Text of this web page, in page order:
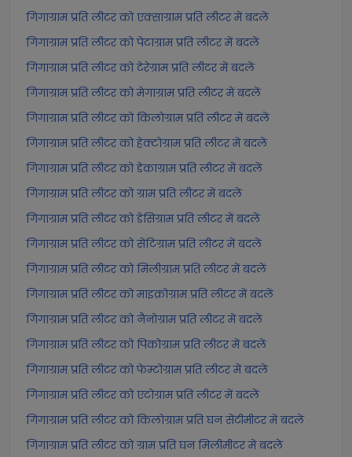
गिगाग्राम प्रति लीटर को एक्साग्राम प्रति लीटर में बदलें
गिगाग्राम प्रति लीटर को पेटाग्राम प्रति लीटर में बदलें
गिगाग्राम प्रति लीटर को टेरेग्राम प्रति लीटर में बदलें
गिगाग्राम प्रति लीटर को मेगाग्राम प्रति लीटर में बदलें
गिगाग्राम प्रति लीटर को किलोग्राम प्रति लीटर में बदलें
गिगाग्राम प्रति लीटर को हेक्टोग्राम प्रति लीटर में बदलें
गिगाग्राम प्रति लीटर को डेकाग्राम प्रति लीटर में बदलें
गिगाग्राम प्रति लीटर को ग्राम प्रति लीटर में बदलें
गिगाग्राम प्रति लीटर को डेसिग्राम प्रति लीटर में बदलें
गिगाग्राम प्रति लीटर को सेंटिग्राम प्रति लीटर में बदलें
गिगाग्राम प्रति लीटर को मिलीग्राम प्रति लीटर में बदलें
गिगाग्राम प्रति लीटर को माइक्रोग्राम प्रति लीटर में बदलें
गिगाग्राम प्रति लीटर को नैनोग्राम प्रति लीटर में बदलें
गिगाग्राम प्रति लीटर को पिकोग्राम प्रति लीटर में बदलें
गिगाग्राम प्रति लीटर को फेम्टोग्राम प्रति लीटर में बदलें
गिगाग्राम प्रति लीटर को एटोग्राम प्रति लीटर में बदलें
गिगाग्राम प्रति लीटर को किलोग्राम प्रति घन सेंटीमीटर में बदलें
गिगाग्राम प्रति लीटर को ग्राम प्रति घन मिलीमीटर में बदलें